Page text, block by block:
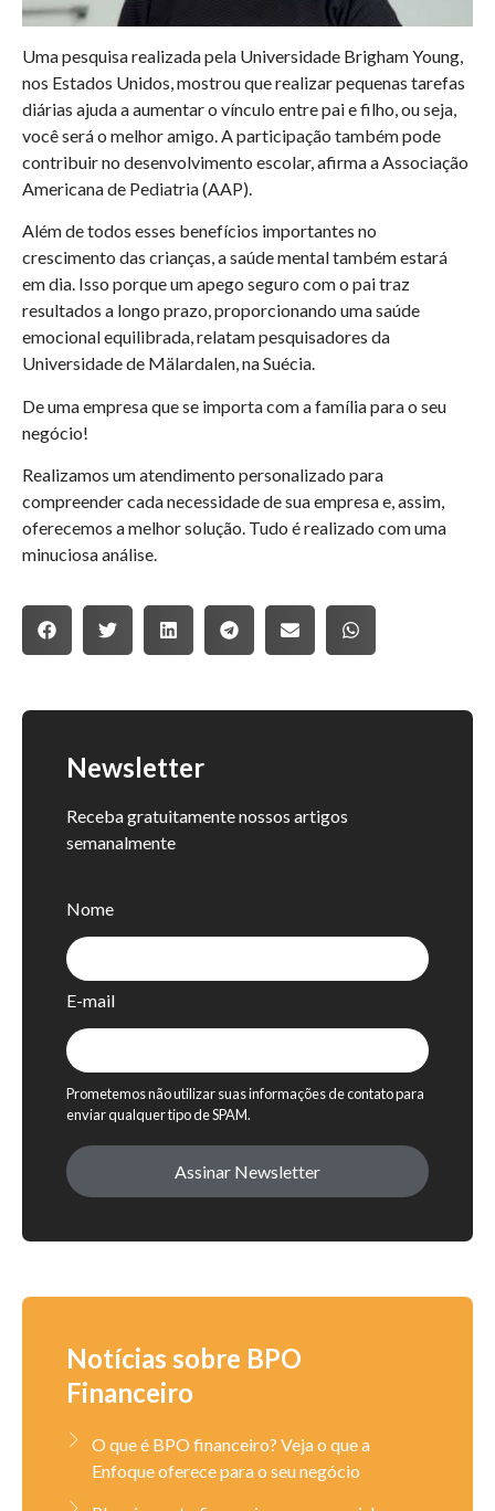
Uma pesquisa realizada pela Universidade Brigham Young,
nos Estados Unidos, mostrou que realizar pequenas tarefas
diárias ajuda a aumentar o vínculo entre pai e filho, ou seja,
você será o melhor amigo. A participação também pode
contribuir no desenvolvimento escolar, afirma a Associação
Americana de Pediatria (AAP).
Além de todos esses benefícios importantes no
crescimento das crianças, a saúde mental também estará
em dia. Isso porque um apego seguro com o pai traz
resultados a longo prazo, proporcionando uma saúde
emocional equilibrada, relatam pesquisadores da
Universidade de Mälardalen, na Suécia.
De uma empresa que se importa com a família para o seu
negócio!
Realizamos um atendimento personalizado para
compreender cada necessidade de sua empresa e, assim,
oferecemos a melhor solução. Tudo é realizado com uma
minuciosa análise.
Newsletter
Receba gratuitamente nossos artigos
semanalmente
Nome
E-mail
Prometemos não utilizar suas informações de contato para
enviar qualquer tipo de SPAM.
Assinar Newsletter
Notícias sobre BPO
Financeiro
O que é BPO financeiro? Veja o que a
Enfoque oferece para o seu negócio